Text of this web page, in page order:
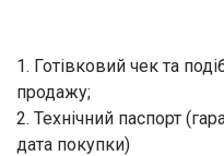
1. Готівковий чек та
продажу;
2. Технічний паспорт
дата покупки)